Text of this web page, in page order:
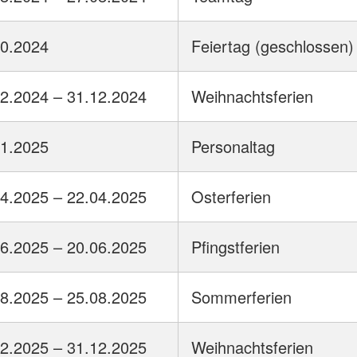
Feiertag (geschlossen)
– 31.12.2024 Weihnachtsferien
Personaltag
– 22.04.2025 Osterferien
– 20.06.2025 Pfingstferien
– 25.08.2025 Sommerferien
– 31.12.2025 Weihnachtsferien